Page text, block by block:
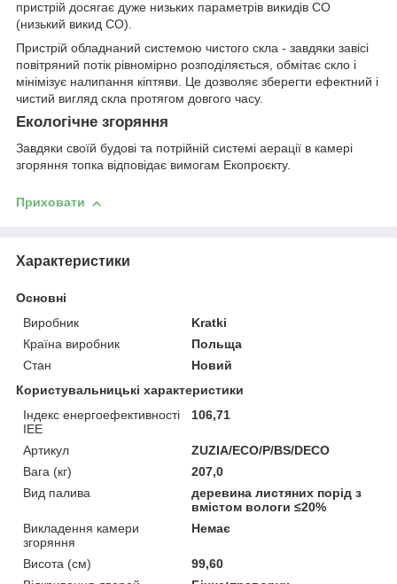
пристрій досягає дуже низьких параметрів викидів CO
(низький викид CO).
Пристрій обладнаний системою чистого скла - завдяки завісі
повітряний потік рівномірно розподіляється, обмітає скло і
мінімізує налипання кіптяви. Це дозволяє зберегти ефектний і
чистий вигляд скла протягом довгого часу.
Екологічне згоряння
Завдяки своїй будові та потрійній системі аерації в камері
згоряння топка відповідає вимогам Екопроєкту.
Приховати
Характеристики
Основні
Виробник
Kratki
Країна виробник
Польща
Стан
Новий
Користувальницькі характеристики
Індекс енергоефективності
ІЕЕ
106,71
Артикул
ZUZIA/ECO/P/BS/DECO
Вага (кг)
207,0
Вид палива
деревина листяних порід з
вмістом вологи ≤20%
Викладення камери
згоряння
Немає
Висота (см)
99,60